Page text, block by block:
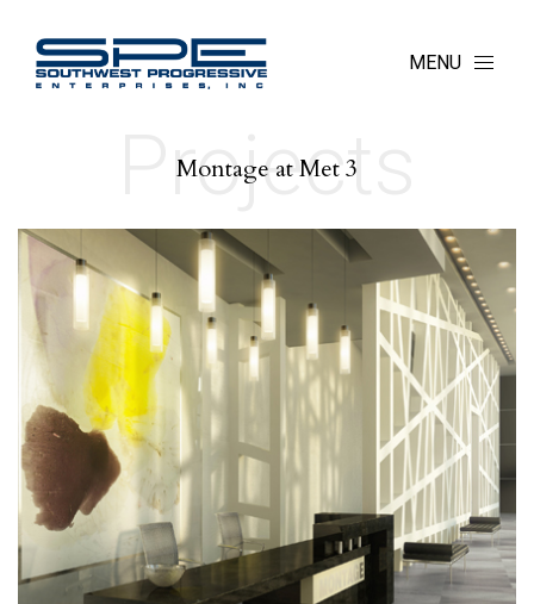
MENU
Projects
Montage at Met 3